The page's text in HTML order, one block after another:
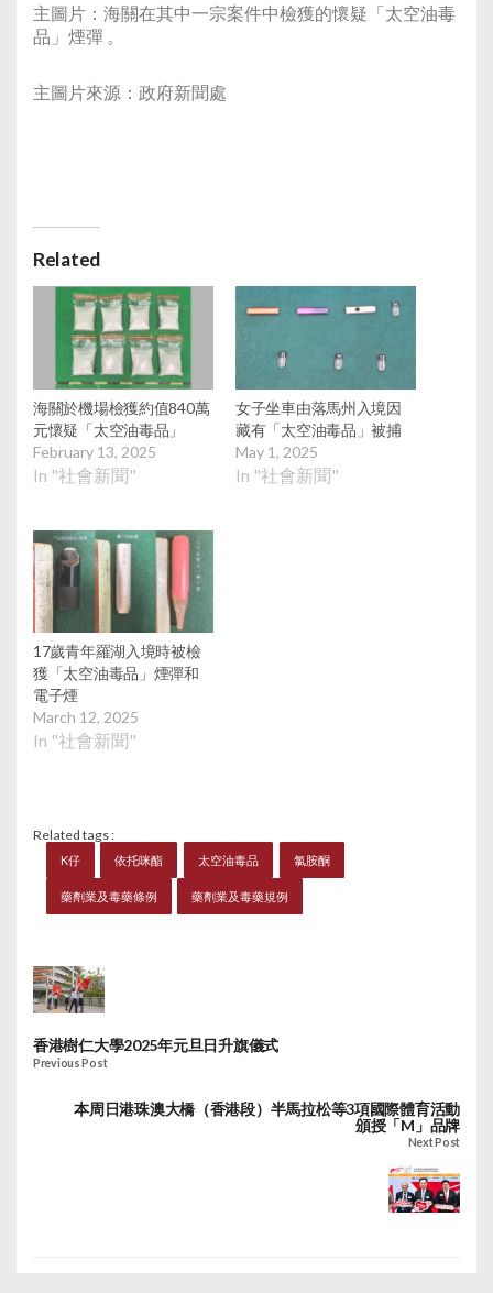
主圖片：海關在其中一宗案件中檢獲的懷疑「太空油毒
品」煙彈 。
主圖片來源：政府新聞處
Related
海關於機場檢獲約值840萬
元懷疑「太空油毒品」
February 13, 2025
In "社會新聞"
女子坐車由落馬州入境因
藏有「太空油毒品」被捕
May 1, 2025
In "社會新聞"
17歲青年羅湖入境時被檢
獲「太空油毒品」煙彈和
電子煙
March 12, 2025
In "社會新聞"
Related tags :
K仔 依托咪酯 太空油毒品 氯胺酮
藥劑業及毒藥條例 藥劑業及毒藥規例
香港樹仁大學2025年元旦日升旗儀式
Previous Post
本周日港珠澳大橋（香港段）半馬拉松等3項國際體育活動
頒授「M」品牌
Next Post